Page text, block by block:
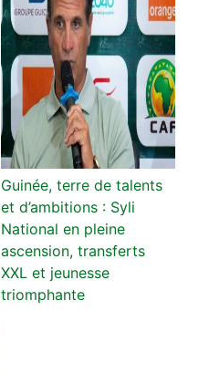
Guinée, terre de talents
et d’ambitions : Syli
National en pleine
ascension, transferts
XXL et jeunesse
triomphante